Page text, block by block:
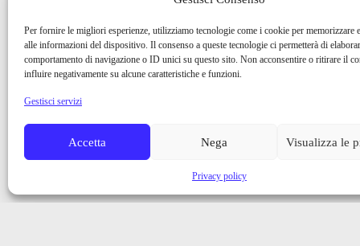
Per fornire le migliori esperienze, utilizziamo tecnologie come i cookie per memorizzare
alle informazioni del dispositivo. Il consenso a queste tecnologie ci permetterà di
comportamento di navigazione o ID unici su questo sito. Non acconsentire o ritirare il
influire negativamente su alcune caratteristiche e funzioni.
Gestisci servizi
Accetta Nega Visualizza le
Privacy policy